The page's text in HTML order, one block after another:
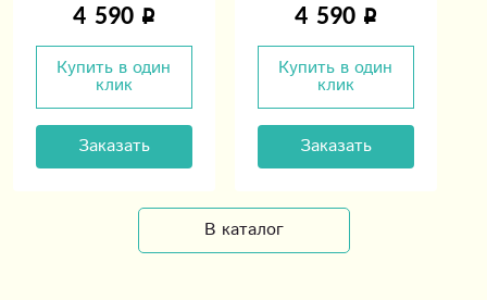
4 590
Купить в один
клик
Заказать
4 590
Купить в один
клик
Заказать
В каталог